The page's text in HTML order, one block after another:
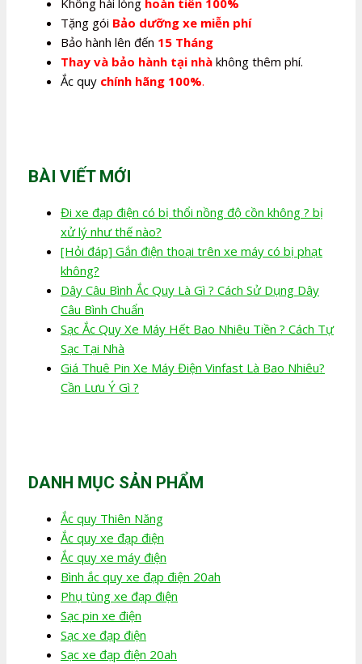
Tặng gói Bảo dưỡng xe miễn phí
Bảo hành lên đến 15 Tháng
Thay và bảo hành tại nhà không thêm phí.
Ắc quy chính hãng 100%.
BÀI VIẾT MỚI
Đi xe đạp điện có bị thổi nồng độ cồn không ? bị
xử lý như thế nào?
[Hỏi đáp] Gắn điện thoại trên xe máy có bị phạt
không?
Dây Câu Bình Ắc Quy Là Gì ? Cách Sử Dụng Dây
Câu Bình Chuẩn
Sạc Ắc Quy Xe Máy Hết Bao Nhiêu Tiền ? Cách Tự
Sạc Tại Nhà
Giá Thuê Pin Xe Máy Điện Vinfast Là Bao Nhiêu?
Cần Lưu Ý Gì ?
DANH MỤC SẢN PHẨM
Ắc quy Thiên Năng
Ắc quy xe đạp điện
Ắc quy xe máy điện
Bình ắc quy xe đạp điện 20ah
Phụ tùng xe đạp điện
Sạc pin xe điện
Sạc xe đạp điện
Sạc xe đạp điện 20ah